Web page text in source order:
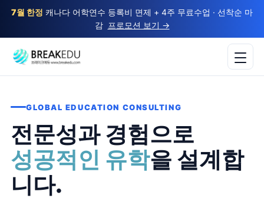
7월 한정 캐나다 어학연수 등록비 면제 + 4주 무료수업 · 선착순 마
감
프로모션 보기 →
GLOBAL EDUCATION CONSULTING
전문성과 경험으로
성공적인 유학을 설계합
니다.